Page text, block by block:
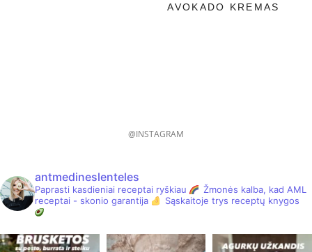
AVOKADO KREMAS
@INSTAGRAM
antmedineslenteles
Paprasti kasdieniai receptai ryškiau
Žmonės kalba, kad AML
receptai - skonio garantija
Sąskaitoje trys receptų knygos